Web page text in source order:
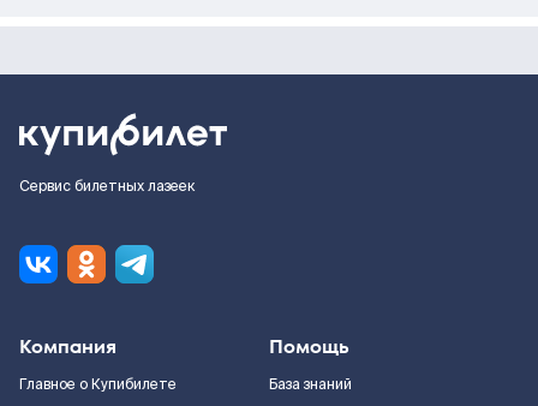
Сервис билетных лазеек
Компания
Главное о Купибилете
Помощь
База знаний